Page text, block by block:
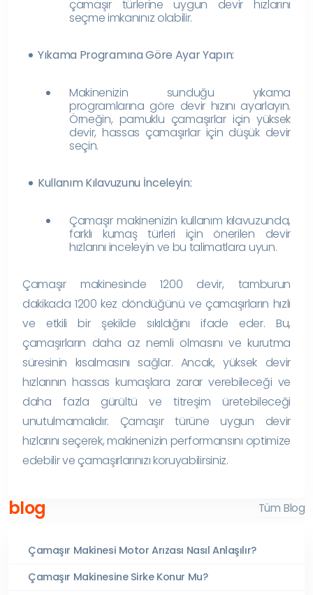
çamaşır türlerine uygun devir hızlarını
seçme imkanınız olabilir.
Yıkama Programına Göre Ayar Yapın:
Makinenizin sunduğu yıkama
programlarına göre devir hızını ayarlayın.
Örneğin, pamuklu çamaşırlar için yüksek
devir, hassas çamaşırlar için düşük devir
seçin.
Kullanım Kılavuzunu İnceleyin:
Çamaşır makinenizin kullanım kılavuzunda,
farklı kumaş türleri için önerilen devir
hızlarını inceleyin ve bu talimatlara uyun.
Çamaşır makinesinde 1200 devir, tamburun
dakikada 1200 kez döndüğünü ve çamaşırların hızlı
ve etkili bir şekilde sıkıldığını ifade eder. Bu,
çamaşırların daha az nemli olmasını ve kurutma
süresinin kısalmasını sağlar. Ancak, yüksek devir
hızlarının hassas kumaşlara zarar verebileceği ve
daha fazla gürültü ve titreşim üretebileceği
unutulmamalıdır. Çamaşır türüne uygun devir
hızlarını seçerek, makinenizin performansını optimize
edebilir ve çamaşırlarınızı koruyabilirsiniz.
blog Tüm Blog
Çamaşır Makinesi Motor Arızası Nasıl Anlaşılır?
Çamaşır Makinesine Sirke Konur Mu?